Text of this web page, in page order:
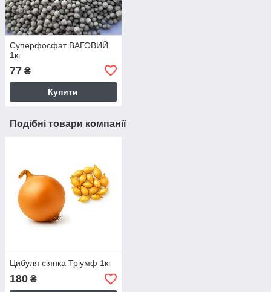
Суперфосфат ВАГОВИЙ
1кг
77 ₴
Купити
Подібні товари компанії
Цибуля сіянка Тріумф 1кг
180 ₴